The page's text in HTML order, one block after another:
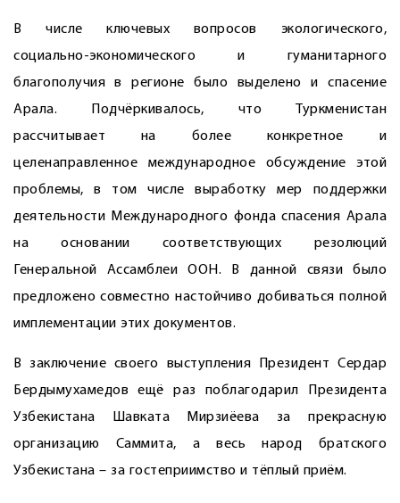
В числе ключевых вопросов экологического,
социально-экономического и гуманитарного
благополучия в регионе было выделено и спасение
Арала. Подчёркивалось, что Туркменистан
рассчитывает на более конкретное и
целенаправленное международное обсуждение этой
проблемы, в том числе выработку мер поддержки
деятельности Международного фонда спасения Арала
на основании соответствующих резолюций
Генеральной Ассамблеи ООН. В данной связи было
предложено совместно настойчиво добиваться полной
имплементации этих документов.
В заключение своего выступления Президент Сердар
Бердымухамедов ещё раз поблагодарил Президента
Узбекистана Шавката Мирзиёева за прекрасную
организацию Саммита, а весь народ братского
Узбекистана – за гостеприимство и тёплый приём.